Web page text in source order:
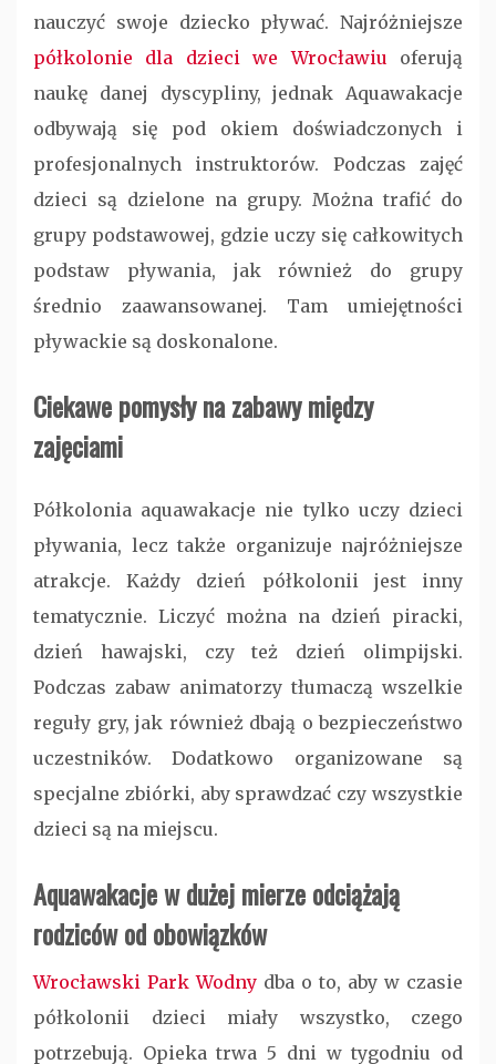
nauczyć swoje dziecko pływać. Najróżniejsze
półkolonie dla dzieci we Wrocławiu oferują
naukę danej dyscypliny, jednak Aquawakacje
odbywają się pod okiem doświadczonych i
profesjonalnych instruktorów. Podczas zajęć
dzieci są dzielone na grupy. Można trafić do
grupy podstawowej, gdzie uczy się całkowitych
podstaw pływania, jak również do grupy
średnio zaawansowanej. Tam umiejętności
pływackie są doskonalone.
Ciekawe pomysły na zabawy między
zajęciami
Półkolonia aquawakacje nie tylko uczy dzieci
pływania, lecz także organizuje najróżniejsze
atrakcje. Każdy dzień półkolonii jest inny
tematycznie. Liczyć można na dzień piracki,
dzień hawajski, czy też dzień olimpijski.
Podczas zabaw animatorzy tłumaczą wszelkie
reguły gry, jak również dbają o bezpieczeństwo
uczestników. Dodatkowo organizowane są
specjalne zbiórki, aby sprawdzać czy wszystkie
dzieci są na miejscu.
Aquawakacje w dużej mierze odciążają
rodziców od obowiązków
Wrocławski Park Wodny dba o to, aby w czasie
półkolonii dzieci miały wszystko, czego
potrzebują. Opieka trwa 5 dni w tygodniu od